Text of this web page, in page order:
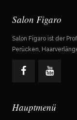
Salon Figaro
Salon Figaro ist der
Perücken,
Hauptmenü